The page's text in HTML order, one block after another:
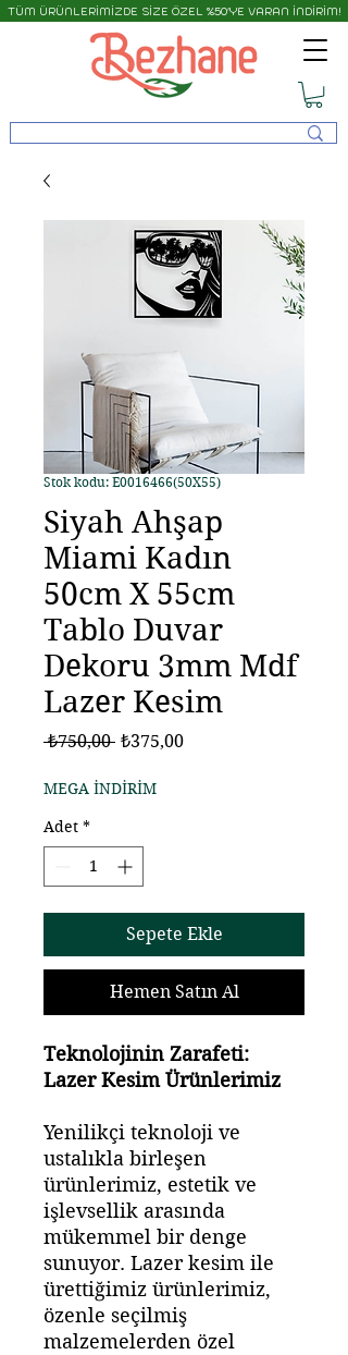
TÜM ÜRÜNLERİMİZDE SİZE ÖZEL %50'YE VARAN İNDİRİM!
Stok kodu: E0016466(50X55)
Siyah Ahşap
Miami Kadın
50cm X 55cm
Tablo Duvar
Dekoru 3mm Mdf
Lazer Kesim
₺750,00 Normal
₺375,00İndirimli
MEGA İNDİRİM
Adet *
Sepete Ekle
Hemen Satın Al
Teknolojinin Zarafeti:
Lazer Kesim Ürünlerimiz
Yenilikçi teknoloji ve
ustalıkla birleşen
ürünlerimiz, estetik ve
işlevsellik arasında
mükemmel bir denge
sunuyor. Lazer kesim ile
ürettiğimiz ürünlerimiz,
özenle seçilmiş
malzemelerden özel